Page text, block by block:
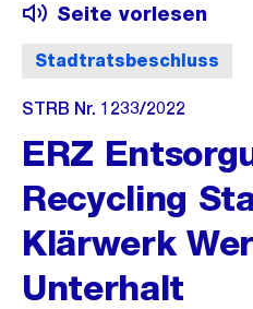
Stadtratsbeschluss
Seite vorlesen
STRB Nr. 1233/2022
ERZ
Recycling
Klärwerk
Unterhalt